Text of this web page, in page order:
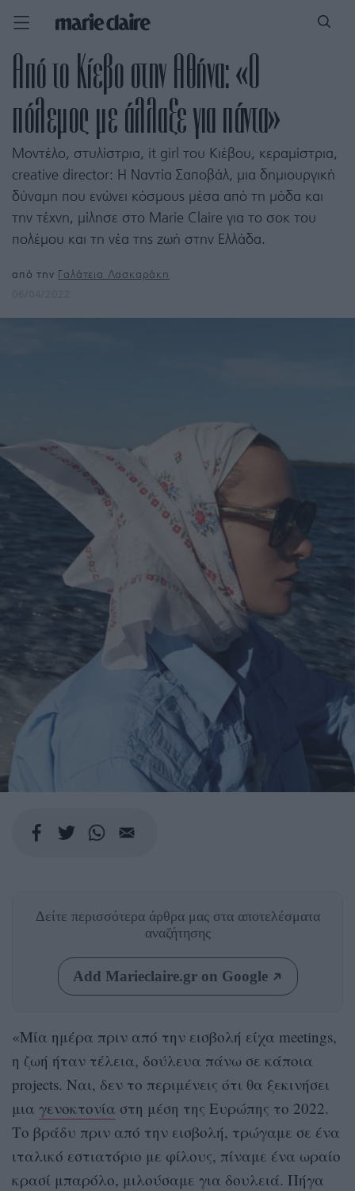
Από το Κίεβο στην Αθήνα: «Ο
πόλεμος με άλλαξε για πάντα»
Μοντέλο, στυλίστρια, it girl του Κιέβου, κεραμίστρια,
creative director: Η Ναντία Σαποβάλ, μια δημιουργική
δύναμη που ενώνει κόσμους μέσα από τη μόδα και
την τέχνη, μίλησε στο Marie Claire για τo σοκ του
πολέμου και τη νέα της ζωή στην Ελλάδα.
από την Γαλάτεια Λασκαράκη
Δείτε περισσότερα άρθρα μας στα αποτελέσματα
αναζήτησης
Add Marieclaire.gr on Google
«Μία ημέρα πριν από την εισβολή είχα meetings,
η ζωή ήταν τέλεια, δούλευα πάνω σε κάποια
projects. Ναι, δεν το περιμένεις ότι θα ξεκινήσει
μια γενοκτονία στη μέση της Ευρώπης το 2022.
Το βράδυ πριν από την εισβολή, τρώγαμε σε ένα
ιταλικό εστιατόριο με φίλους, πίναμε ένα ωραίο
κρασί μπαρόλο, μιλούσαμε για δουλειά. Πήγα